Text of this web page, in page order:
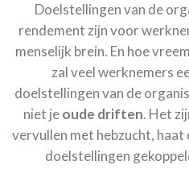
Doelstellingen van de
rendement zijn voor
menselijk brein. En hoe
zal veel werknemers
doelstellingen van de
niet jeoude driften. Het
vervullen met hebzucht,
doelstellingen